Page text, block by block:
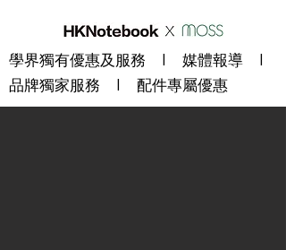
學界獨有優惠及服務 I 媒體報導 I
品牌獨家服務 I 配件專屬優惠